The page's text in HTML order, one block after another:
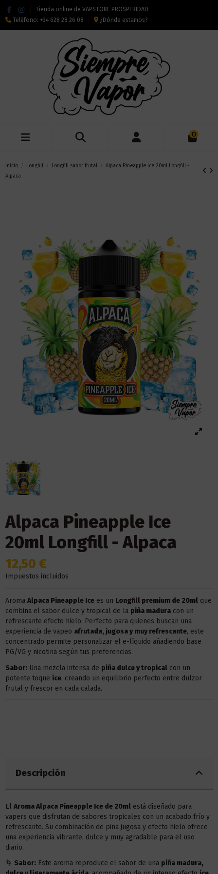
Tienda online de VAPSTORE PROSPERIDAD
Teléfono: +34 628 28 26 08 ¿Dónde estamos?
0
Inicio Longfill Longfill sabor frutal
Alpaca Pineapple Ice 20ml Longfill -
Alpaca
Alpaca Pineapple Ice
20ml Longfill - Alpaca
12,50 €
Impuestos incluidos
Aroma Alpaca Pineapple Icees un Longfill premium de 20mlque
combina el sabor dulce y tropical de la piña maduracon un
refrescante efecto hielo. Perfecto para quienes buscan una
experiencia de vapeo afrutada, jugosa y muy refrescante, este
concentrado permite personalizar el e-líquido añadiendo base
PG/VG y nicotina según tus preferencias.
Sabor:Una mezcla intensa de piña dulce y tropicalcon un
potente toque ice, creando un equilibrio perfecto entre dulzor
frutal y frescor en cada calada.
Descripción
El Aroma Alpaca Pineapple Ice de 20mlestá diseñado para
vapers que disfrutan de sabores tropicales con un acabado frío y
refrescante. Su combinación de piña jugosa y efecto hielo ofrece
una experiencia vibrante, dulce y muy agradable para el uso
diario.
🌀 Sabor:Este aroma reproduce el sabor de una piña madura,